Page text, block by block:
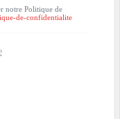
notre Politique de
de-confidentialite